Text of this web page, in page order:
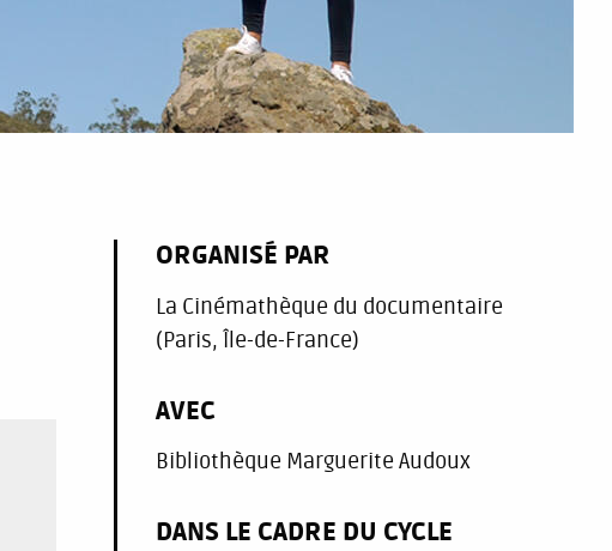
ORGANISÉ PAR
La Cinémathèque du documentaire
(Paris, Île-de-France)
AVEC
Bibliothèque Marguerite Audoux
DANS LE CADRE DU CYCLE